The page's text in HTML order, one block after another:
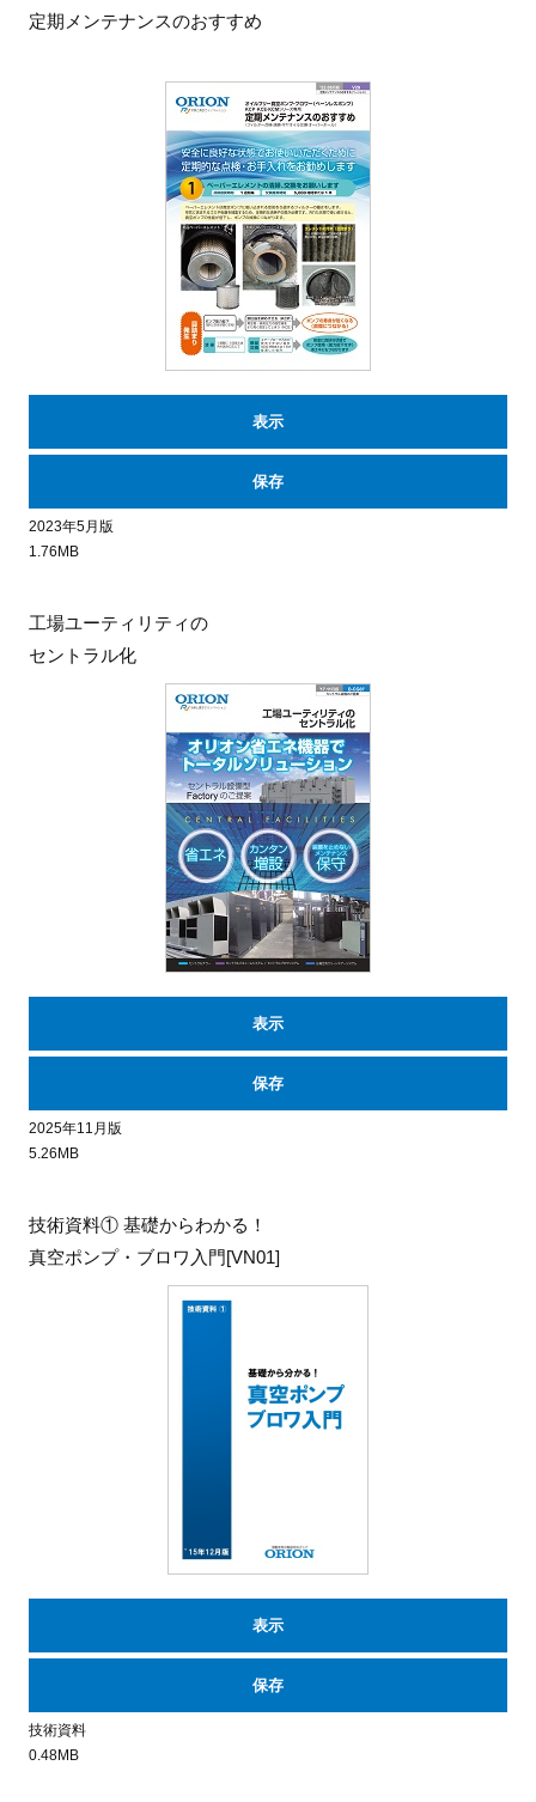
定期メンテナンスのおすすめ
表示
保存
2023年5月版
1.76MB
工場ユーティリティの
セントラル化
表示
保存
2025年11月版
5.26MB
技術資料① 基礎からわかる！
真空ポンプ・ブロワ入門[VN01]
表示
保存
技術資料
0.48MB